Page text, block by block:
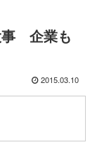
事 企業も
2015.03.10